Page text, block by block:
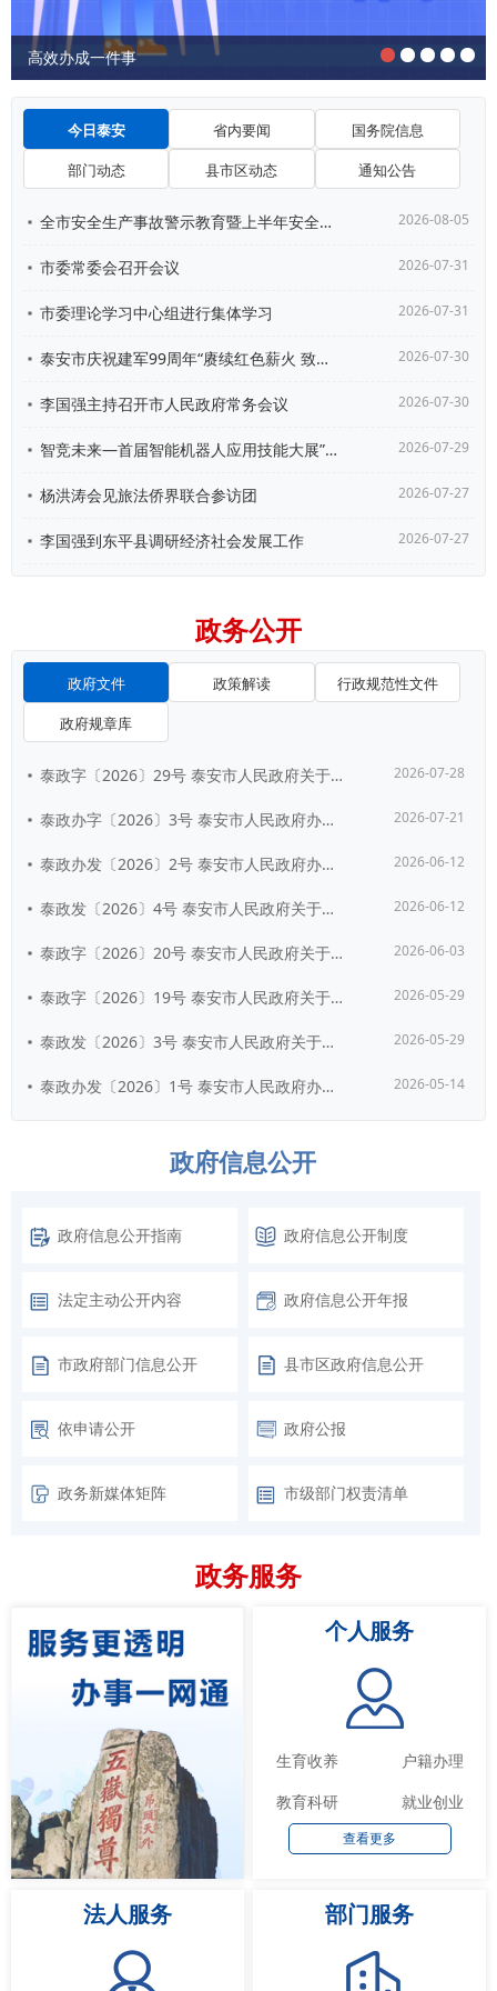
高效办成一件事
今日泰安 省内要闻
国务院信息
部门动态
县市区动态 通知公告
全市安全生产事故警示教育暨上半年安全形势分析会议召开 2026-08-05
市委常委会召开会议 2026-07-31
市委理论学习中心组进行集体学习 2026-07-31
泰安市庆祝建军99周年“赓续红色薪火 致敬泰山兵功臣... 2026-07-30
李国强主持召开市人民政府常务会议 2026-07-30
智竞未来—首届智能机器人应用技能大展”发布活动在北京... 2026-07-29
杨洪涛会见旅法侨界联合参访团 2026-07-27
李国强到东平县调研经济社会发展工作 2026-07-27
政务公开
政府文件 政策解读
行政规范性文件
政府规章库
泰政字〔2026〕29号 泰安市人民政府关于公布泰安市第四批历史建筑名单的通... 2026-07-28
泰政办字〔2026〕3号 泰安市人民政府办公室关于印发《泰安市建立完善长期护... 2026-07-21
泰政办发〔2026〕2号 泰安市人民政府办公室关于印发泰安市人民政府2026... 2026-06-12
泰政发〔2026〕4号 泰安市人民政府关于公布《泰安市人民政府2026年重大... 2026-06-12
泰政字〔2026〕20号 泰安市人民政府关于印发《泰安市政府投资项目管理办法... 2026-06-03
泰政字〔2026〕19号 泰安市人民政府关于继续执行和废止部分市政府行政规范... 2026-05-29
泰政发〔2026〕3号 泰安市人民政府关于印发《泰安市国民经济和社会发展第十... 2026-05-29
泰政办发〔2026〕1号 泰安市人民政府办公室关于支持人工智能OPC发展的实... 2026-05-14
政府信息公开
政府信息公开指南 政府信息公开制度
法定主动公开内容 政府信息公开年报
市政府部门信息公开 县市区政府信息公开
依申请公开 政府公报
政务新媒体矩阵 市级部门权责清单
政务服务
个人服务
生育收养
户籍办理
教育科研
就业创业
查看更多
法人服务 部门服务